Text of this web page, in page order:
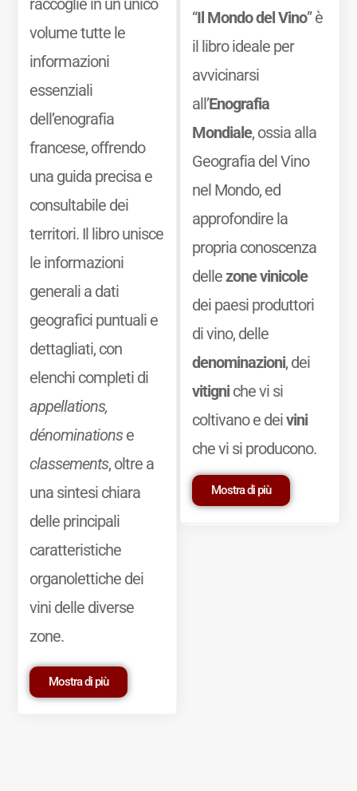
raccoglie in un unico
volume tutte le
informazioni
essenziali
dell’enografia
francese, offrendo
una guida precisa e
consultabile dei
territori. Il libro unisce
le informazioni
generali a dati
geografici puntuali e
dettagliati, con
elenchi completi di
appellations,
dénominationse
classements, oltre a
una sintesi chiara
delle principali
caratteristiche
organolettiche dei
vini delle diverse
zone.
Mostra di più
“Il Mondo del Vino” è
il libro ideale per
avvicinarsi
all’Enografia
Mondiale, ossia alla
Geografia del Vino
nel Mondo, ed
approfondire la
propria conoscenza
dellezone vinicole
dei paesi produttori
di vino, delle
denominazioni, dei
vitigniche vi si
coltivano e deivini
che vi si producono.
Mostra di più